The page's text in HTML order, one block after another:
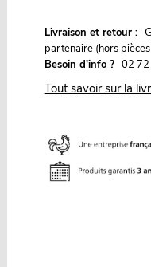
Livraison et retour : G
partenaire (hors
Besoin d'info ? 02
Tout savoir sur la